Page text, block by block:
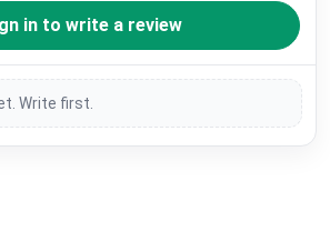
in to write a review
Write first.